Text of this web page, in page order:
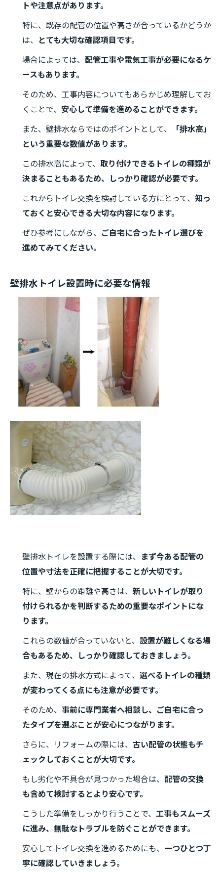
トや注意点があります。
特に、既存の配管の位置や高さが合っているかどうか
は、
とても大切な確認項目です。
場合によっては、 配管工事や電気工事が必要になるケ
ースもあります。
そのため、工事内容についてもあらかじめ理解してお
くことで、 安心して準備を進めることができます。
また、壁排水ならではのポイントとして、
「排水高」
という重要な数値があります。
この排水高によって、 取り付けできるトイレの種類が
決まることもあるため、しっかり確認が必要です。
これからトイレ交換を検討している方にとって、 知っ
ておくと安心できる大切な内容になります。
ぜひ参考にしながら、
ご自宅に合ったトイレ選びを
進めてみてください。
壁排水トイレ設置時に必要な情報
壁排水トイレを設置する際には、
まず今ある配管の
位置や寸法を正確に把握することが大切です。
特に、壁からの距離や高さは、 新しいトイレが取り
付けられるかを判断するための重要なポイントにな
ります。
これらの数値が合っていないと、 設置が難しくなる場
合もあるため、しっかり確認しておきましょう。
また、現在の排水方式によって、 選べるトイレの種類
が変わってくる点にも注意が必要です。
そのため、 事前に専門業者へ相談し、ご自宅に合っ
たタイプを選ぶことが安心につながります。
さらに、リフォームの際には、 古い配管の状態もチ
ェックしておくことが大切です。
もし劣化や不具合が見つかった場合は、 配管の交換
も含めて検討するとより安心です。
こうした準備をしっかり行うことで、 工事もスムーズ
に進み、無駄なトラブルを防ぐことができます。
安心してトイレ交換を進めるためにも、 一つひとつ丁
寧に確認していきましょう。